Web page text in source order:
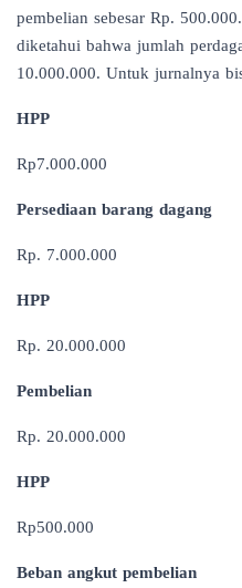
pembelian sebesar Rp.
diketahui bahwa jumlah
10.000.000. Untuk jurnalnya
HPP
Rp7.000.000
Persediaan barang dagang
Rp. 7.000.000
HPP
Rp. 20.000.000
Pembelian
Rp. 20.000.000
HPP
Rp500.000
Beban angkut pembelian